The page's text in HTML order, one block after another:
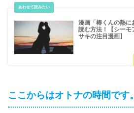
漫画「椿くんの熱に
読む方法！【シーモ
サキの注目漫画】
ここからはオトナの時間です。